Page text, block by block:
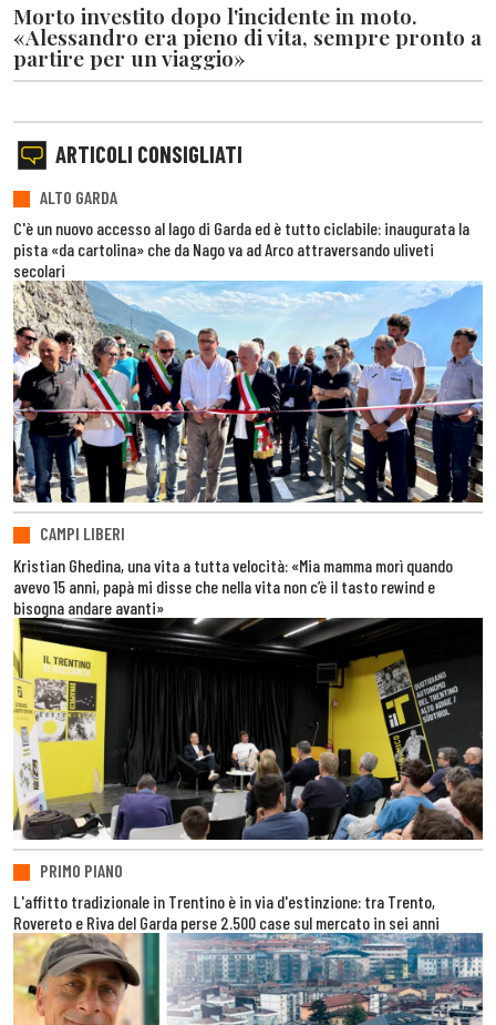
Morto investito dopo l'incidente in moto.
«Alessandro era pieno di vita, sempre pronto a
partire per un viaggio»
ARTICOLI CONSIGLIATI
ALTO GARDA
C'è un nuovo accesso al lago di Garda ed è tutto ciclabile: inaugurata la
pista «da cartolina» che da Nago va ad Arco attraversando uliveti
secolari
CAMPI LIBERI
Kristian Ghedina, una vita a tutta velocità: «Mia mamma morì quando
avevo 15 anni, papà mi disse che nella vita non c’è il tasto rewind e
bisogna andare avanti»
PRIMO PIANO
L'affitto tradizionale in Trentino è in via d'estinzione: tra Trento,
Rovereto e Riva del Garda perse 2.500 case sul mercato in sei anni